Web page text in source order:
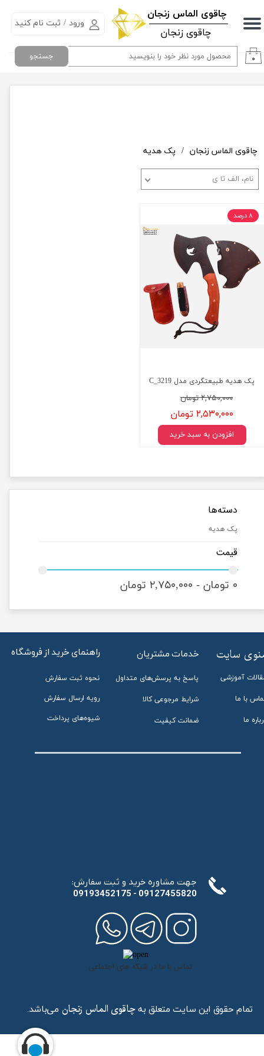
​چاقوی الماس زنجان
چاقوی زنجان
ورود / ثبت نام کنید
حساب کاربری من
تغییر گذر واژه
۰ جستجو
دسته‌ها
پک هدیه
قیمت
۰ تومان - ۲,۷۵۰,۰۰۰ تومان
چاقوی الماس زنجان پک هدیه
نام، الف تا ی
پک هدیه طبیعتگردی مدل C_3219
۲,۷۵۰,۰۰۰ تومان
۲,۵۳۰,۰۰۰ تومان
افزودن به سبد خرید
۸ درصد
تمام حقوق این سایت متعلق بهچاقوی الماس زنجان می‌باشد.
راهنمای خرید از فروشگاه
نحوه ثبت سفارش
رویه ارسال سفارش
شیوه‌های پرداخت
خدمات مشتریان
پاسخ به پرسش‌های متداول
شرایط مرجوعی کالا
ضمانت کیفیت
آموزشی
با ما
ما
:جهت مشاوره خرید و ثبت سفارش
​​​​​​​09193452175 - 09127455820
تماس با ما در شبکه های اجتماعی
سایت